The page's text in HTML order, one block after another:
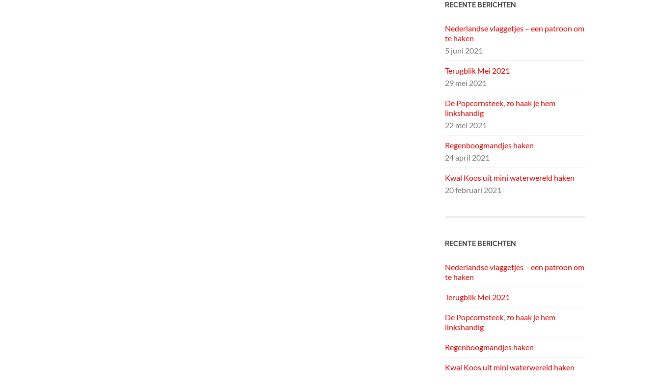
RECENTE BERICHTEN
Nederlandse vlaggetjes – een patroon om
te haken
5 juni 2021
Terugblik Mei 2021
29 mei 2021
De Popcornsteek, zo haak je hem
linkshandig
22 mei 2021
Regenboogmandjes haken
24 april 2021
Kwal Koos uit mini waterwereld haken
20 februari 2021
RECENTE BERICHTEN
Nederlandse vlaggetjes – een patroon om
te haken
Terugblik Mei 2021
De Popcornsteek, zo haak je hem
linkshandig
Regenboogmandjes haken
Kwal Koos uit mini waterwereld haken